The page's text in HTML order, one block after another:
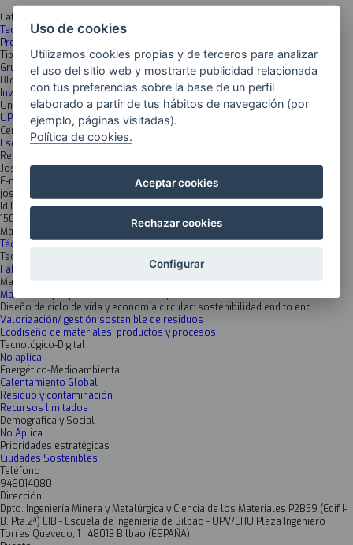
Categoría
Tecnologías de producción sostenible
Pre-producción (Diseño Producto-Proceso)
Tipología
Grupo
Bloques
Investigación
Universidad
UPV/EHU
Centro
Escuela Técnica Superior de Ingeniería de Bilbao
Responsable
José Tomás San-José Lombera
E-mail
josetomas.sanjose@ehu.es
Id Inkesta
1506
Materiales avanzados
Técnicas de caracterización y análisis
Tecnologías Fabricación Avanzada
Fabricación Aditiva
Materiales Avanzados huella cero
Materiales y superficies funcionales y/o sensorizados ecosostenibles
Diseño de ciclo de vida y economía circular: sostenibilidad end to end
Valorización/ gestión sostenible de residuos
Ecodiseño de materiales, productos y procesos
Tecnológico-Digital
No aplica
Energético-Medioambiental
Calentamiento Global
Residuo y contaminación
Recursos limitados
Demográfica y Social
No Aplica
Prioridades estratégicas
Ciudades Sostenibles
Teléfono
946014080
Dirección
Dpto. Ingeniería Minera y Metalúrgica y Ciencia de los Materiales P2B59 (Edif I-
B, Pta.2ª) EIB - Escuela de Ingeniería de Bilbao - UPV/EHU Plaza Ingeniero
Torres Quevedo, 1 | 48013 Bilbao (ESPAÑA)
Uso de cookies
Utilizamos cookies propias y de terceros para analizar
el uso del sitio web y mostrarte publicidad relacionada
con tus preferencias sobre la base de un perfil
elaborado a partir de tus hábitos de navegación (por
ejemplo, páginas visitadas).
Política de cookies.
Aceptar cookies
Rechazar cookies
Configurar